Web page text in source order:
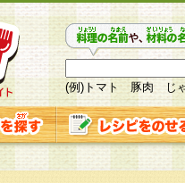
(例)トマト 豚肉 じ